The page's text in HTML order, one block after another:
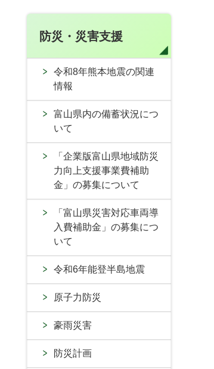
防災・災害支援
令和8年熊本地震の関連
情報
富山県内の備蓄状況につ
いて
「企業版富山県地域防災
力向上支援事業費補助
金」の募集について
「富山県災害対応車両導
入費補助金」の募集につ
いて
令和6年能登半島地震
原子力防災
豪雨災害
防災計画